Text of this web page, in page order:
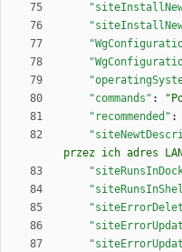
"commands" :
"recommended" :
przez ich adres